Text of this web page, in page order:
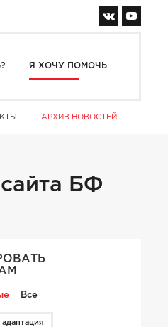
Я ХОЧУ ПОМОЧЬ
АРХИВ НОВОСТЕЙ
БФ
Все